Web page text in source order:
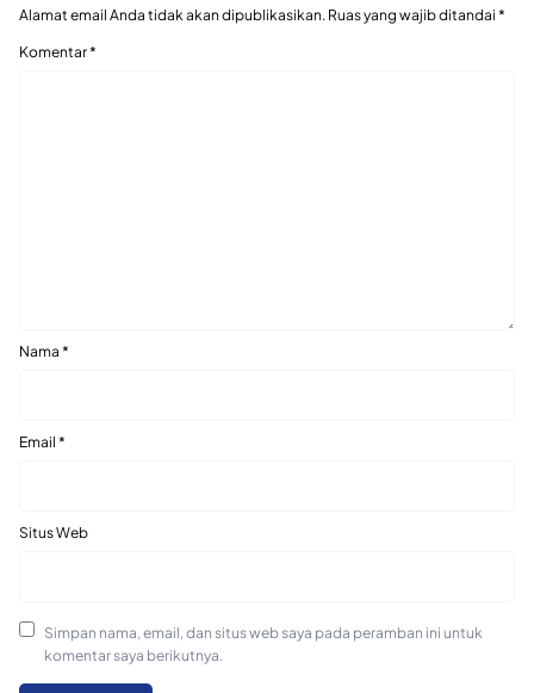
Alamat email Anda tidak akan dipublikasikan. Ruas yang wajib ditandai *
Komentar*
Nama *
Email *
Situs Web
Simpan nama, email, dan situs web saya pada peramban ini untuk
komentar saya berikutnya.